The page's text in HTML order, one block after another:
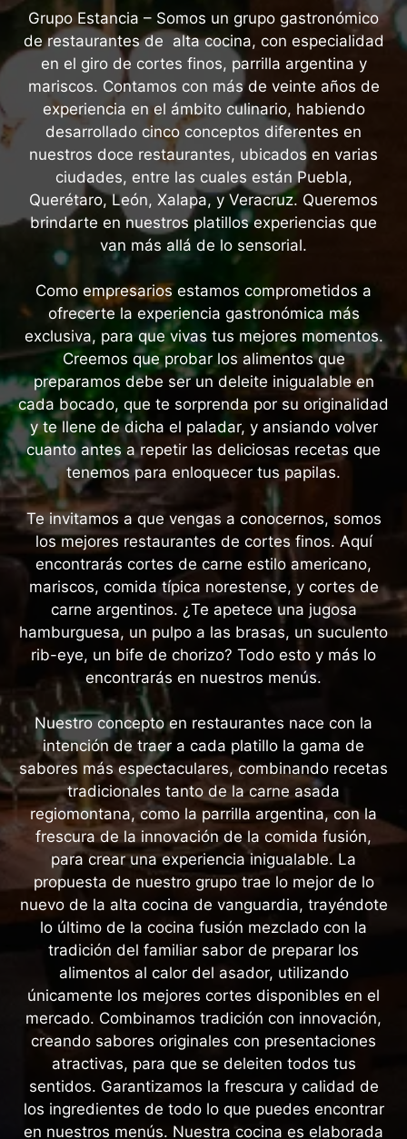
Grupo Estancia – Somos un grupo gastronómico
de restaurantes de alta cocina, con especialidad
en el giro de cortes finos, parrilla argentina y
mariscos. Contamos con más de veinte años de
experiencia en el ámbito culinario, habiendo
desarrollado cinco conceptos diferentes en
nuestros doce restaurantes, ubicados en varias
ciudades, entre las cuales están Puebla,
Querétaro, León, Xalapa, y Veracruz. Queremos
brindarte en nuestros platillos experiencias que
van más allá de lo sensorial.
Como empresarios estamos comprometidos a
ofrecerte la experiencia gastronómica más
exclusiva, para que vivas tus mejores momentos.
Creemos que probar los alimentos que
preparamos debe ser un deleite inigualable en
cada bocado, que te sorprenda por su originalidad
y te llene de dicha el paladar, y ansiando volver
cuanto antes a repetir las deliciosas recetas que
tenemos para enloquecer tus papilas.
Te invitamos a que vengas a conocernos, somos
los mejores restaurantes de cortes finos. Aquí
encontrarás cortes de carne estilo americano,
mariscos, comida típica norestense, y cortes de
carne argentinos. ¿Te apetece una jugosa
hamburguesa, un pulpo a las brasas, un suculento
rib-eye, un bife de chorizo? Todo esto y más lo
encontrarás en nuestros menús.
Nuestro concepto en restaurantes nace con la
intención de traer a cada platillo la gama de
sabores más espectaculares, combinando recetas
tradicionales tanto de la carne asada
regiomontana, como la parrilla argentina, con la
frescura de la innovación de la comida fusión,
para crear una experiencia inigualable. La
propuesta de nuestro grupo trae lo mejor de lo
nuevo de la alta cocina de vanguardia, trayéndote
lo último de la cocina fusión mezclado con la
tradición del familiar sabor de preparar los
alimentos al calor del asador, utilizando
únicamente los mejores cortes disponibles en el
mercado. Combinamos tradición con innovación,
creando sabores originales con presentaciones
atractivas, para que se deleiten todos tus
sentidos. Garantizamos la frescura y calidad de
los ingredientes de todo lo que puedes encontrar
en nuestros menús. Nuestra cocina es elaborada